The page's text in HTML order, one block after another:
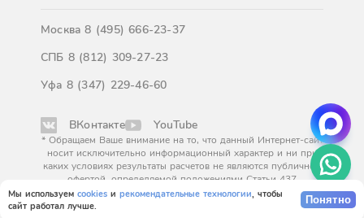
Мы используем cookies и рекомендательные технологии, чтобы
сайт работал лучше.
Понятно
Москва8 (495) 666-23-37
СПБ 8 (812) 309-27-23
Уфа 8 (347) 229-46-60
ВКонтакте YouTube
* Обращаем Ваше внимание на то, что данный Интернет-сайт
носит исключительно информационный характер и ни при
каких условиях результаты расчетов не являются публичной
офертой, определяемой положениями Статьи 437
Гражданского кодекса Российской Федерации. За
окончательным расчетом обращайтесь к нашим менеджерам.